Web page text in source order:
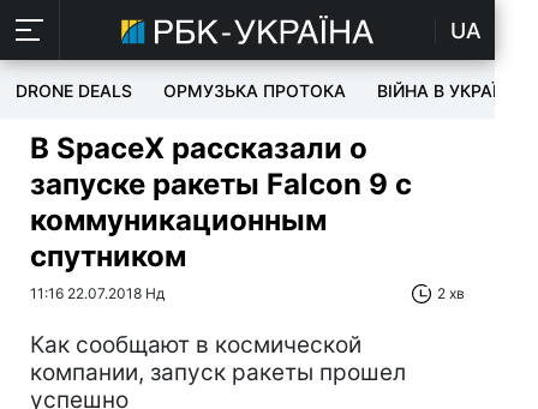
UA
DRONE DEALS ОРМУЗЬКА ПРОТОКА ВІЙНА В УКРАЇНІ
В SpaceX рассказали о
запуске ракеты Falcon 9 с
коммуникационным
спутником
11:16 22.07.2018 Нд 2 хв
Как сообщают в космической
компании, запуск ракеты прошел
успешно